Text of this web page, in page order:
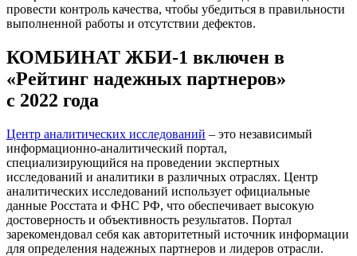
провести контроль качества, чтобы убедиться в правильности
выполненной работы и отсутствии дефектов.
КОМБИНАТ ЖБИ-1 включен в
«Рейтинг надежных партнеров»
с 2022 года
Центр аналитических исследований – это независимый
информационно-аналитический портал,
специализирующийся на проведении экспертных
исследований и аналитики в различных отраслях. Центр
аналитических исследований использует официальные
данные Росстата и ФНС РФ, что обеспечивает высокую
достоверность и объективность результатов. Портал
зарекомендовал себя как авторитетный источник информации
для определения надежных партнеров и лидеров отрасли.